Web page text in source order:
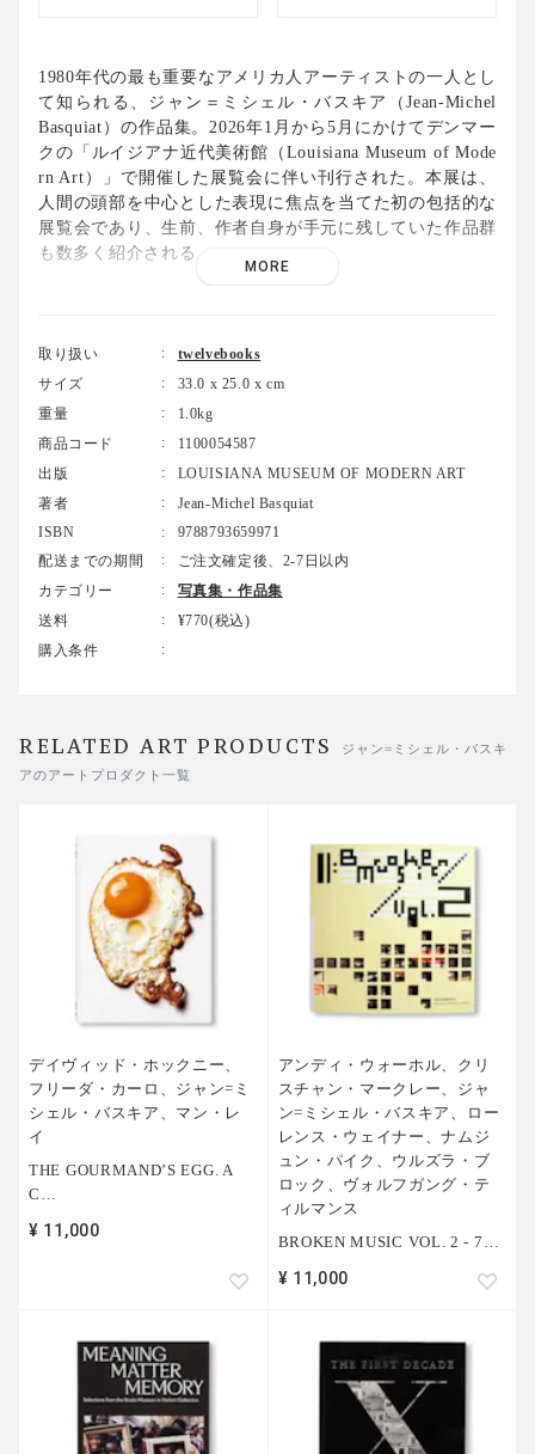
1980年代の最も重要なアメリカ人アーティストの一人とし
て知られる、ジャン＝ミシェル・バスキア（Jean-Michel
Basquiat）の作品集。2026年1月から5月にかけてデンマー
クの「ルイジアナ近代美術館（Louisiana Museum of Mode
rn Art）」で開催した展覧会に伴い刊行された。本展は、
人間の頭部を中心とした表現に焦点を当てた初の包括的な
展覧会であり、生前、作者自身が手元に残していた作品群
も数多く紹介される。
部、身体、そして力強い象徴的な表現によって鮮烈に登場
した若き黒人アーティストである作者は、早くから美術史
という狭い枠組みを突き破り、27歳でこの世を去った後
来、その人生と作品をめぐる神話性はますます強まり、今
日ではポピュラーカルチャーのなかで独自の生命を持つに
至っている。
爆発的かつ表現力に満ちた制作活動のなかで、作者にはも
うひとつの作品群が存在する。主に1981年から1983年に
ング群であり、「頭部」というモチーフを中心に据えなが
らも、作者の実践に特徴的なテキストや記号表現がほとん
このような頭部の表現は、絵画や他メディア作品のための
習作ではない。それ自体で完結した作品であり、制作全体
MORE
取り扱い
twelvebooks
サイズ
33.0 x 25.0 x cm
重量
1.0kg
商品コード
1100054587
出版
LOUISIANA MUSEUM OF MODERN ART
著者
Jean-Michel Basquiat
ISBN
9788793659971
配送までの期間
ご注文確定後、2-7日以内
カテゴリー
写真集・作品集
送料
¥770(税込)
購入条件
RELATED ART PRODUCTS
ジャン=ミシェル・バスキ
アのアートプロダクト一覧
デイヴィッド・ホックニー、
フリーダ・カーロ、ジャン=ミ
シェル・バスキア、マン・レ
イ
THE GOURMAND’S EGG. A
C
¥ 11,000
アンディ・ウォーホル、クリ
スチャン・マークレー、ジャ
ン=ミシェル・バスキア、ロー
レンス・ウェイナー、ナムジ
ュン・パイク、ウルズラ・ブ
ロック、ヴォルフガング・テ
ィルマンス
BROKEN MUSIC VOL. 2 - 7
¥ 11,000